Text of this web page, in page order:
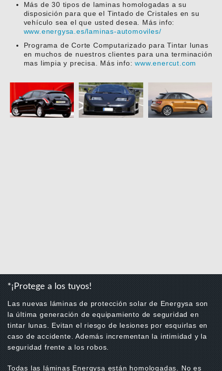
Más de 30 tipos de laminas homologadas a su
disposición para que el Tintado de Cristales en su
vehículo sea el que usted desea. Más info:
www.energysa.es/laminas-automoviles/
Programa de Corte Computarizado para Tintar lunas
en muchos de nuestros clientes para una terminación
mas limpia y precisa. Más info:www.enercut.com
*¡Protege a los tuyos!
Las nuevas láminas de protección solar de Energysa son
la última generación de equipamiento de seguridad en
tintar lunas. Evitan el riesgo de lesiones por esquirlas en
caso de accidente. Además incrementan la intimidad y la
seguridad frente a los robos.
Todas las láminas Energysa están homologadas. No es